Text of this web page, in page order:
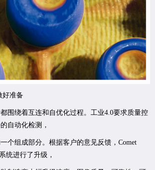
好准备
围绕着互连和自优化过程。工业4.0要求质量控
自动化检测，
个组成部分。根据客户的意见反馈，Comet
统进行了升级，